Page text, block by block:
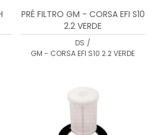
PRÉ FILTRO GM - CORSA EFI S10
2.2 VERDE
DS /
GM - CORSA EFI S10 2.2 VERDE